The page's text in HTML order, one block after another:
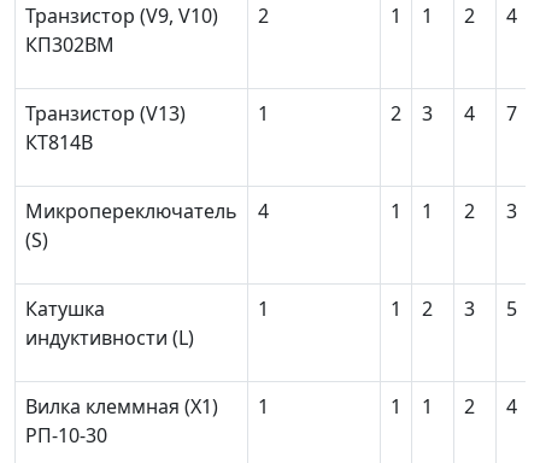
Транзистор (V9, V10)
КП302ВМ
2 1 1 2 4
Транзистор (V13)
КT814B
1 2 3 4 7
Микропереключатель
(S)
4 1 1 2 3
Катушка
индуктивности (L)
1 1 2 3 5
Вилка клеммная (X1)
РП-10-30
1 1 1 2 4